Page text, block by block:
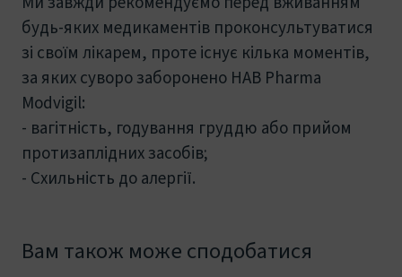
будь-яких медикаментів проконсультуватися
зі своїм лікарем, проте існує кілька моментів,
за яких суворо заборонено HAB Pharma
Modvigil:
- вагітність, годування груддю або прийом
протизаплідних засобів;
- Схильність до алергії.
Вам також може сподобатися